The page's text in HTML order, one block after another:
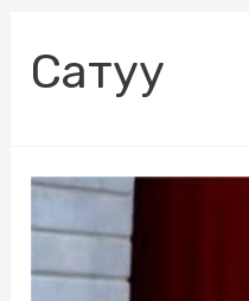
Сатуу